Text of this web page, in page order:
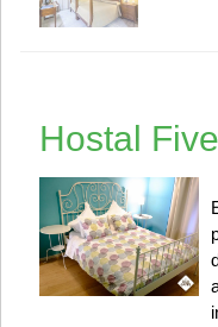
Hostal